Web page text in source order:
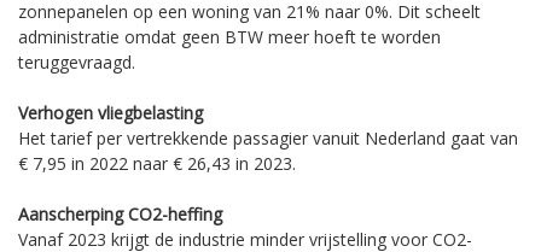
zonnepanelen op een woning van 21% naar 0%. Dit scheelt
administratie omdat geen BTW meer hoeft te worden
teruggevraagd.
Verhogen vliegbelasting
Het tarief per vertrekkende passagier vanuit Nederland gaat van
€ 7,95 in 2022 naar € 26,43 in 2023.
Aanscherping CO2-heffing
Vanaf 2023 krijgt de industrie minder vrijstelling voor CO2-